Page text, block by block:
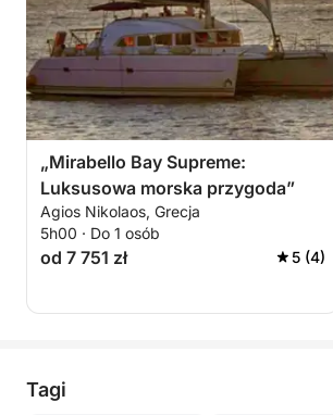
„Mirabello Bay Supreme:
Luksusowa morska przygoda”
Agios Nikolaos, Grecja
5h00 · Do 1 osób
od 7 751 zł 5 (4)
Tagi